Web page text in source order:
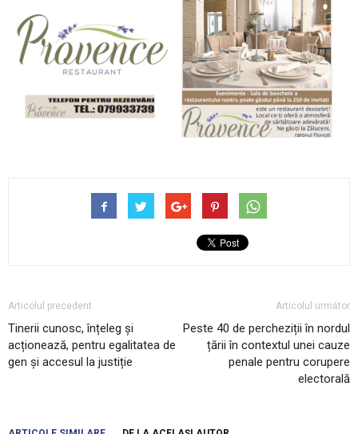
Articolul precedent
Tinerii cunosc, înțeleg și
acționează, pentru egalitatea de
gen și accesul la justiție
Articolul următor
Peste 40 de percheziții în nordul
țării în contextul unei cauze
penale pentru corupere
electorală